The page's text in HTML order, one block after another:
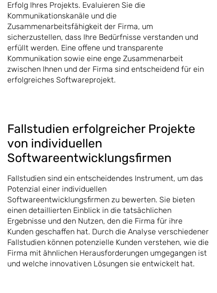
Erfolg Ihres Projekts. Evaluieren Sie die
Kommunikationskanäle und die
Zusammenarbeitsfähigkeit der Firma, um
sicherzustellen, dass Ihre Bedürfnisse verstanden und
erfüllt werden. Eine offene und transparente
Kommunikation sowie eine enge Zusammenarbeit
zwischen Ihnen und der Firma sind entscheidend für ein
erfolgreiches Softwareprojekt.
Fallstudien erfolgreicher Projekte
von individuellen
Softwareentwicklungsfirmen
Fallstudien sind ein entscheidendes Instrument, um das
Potenzial einer individuellen
Softwareentwicklungsfirmen zu bewerten. Sie bieten
einen detaillierten Einblick in die tatsächlichen
Ergebnisse und den Nutzen, den die Firma für ihre
Kunden geschaffen hat. Durch die Analyse verschiedener
Fallstudien können potenzielle Kunden verstehen, wie die
Firma mit ähnlichen Herausforderungen umgegangen ist
und welche innovativen Lösungen sie entwickelt hat.